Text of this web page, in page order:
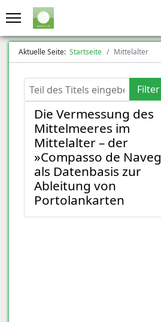
Aktuelle Seite: Startseite Mittelalter
Teil des Titels eingeben Filter
Die Vermessung des
Mittelmeeres im
Mittelalter – der
»Compasso de
als Datenbasis zur
Ableitung von
Portolankarten